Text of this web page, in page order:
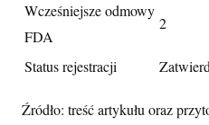
Wcześniejsze odmowy
FDA
2
Status rejestracji
Źródło: treść artykułu oraz